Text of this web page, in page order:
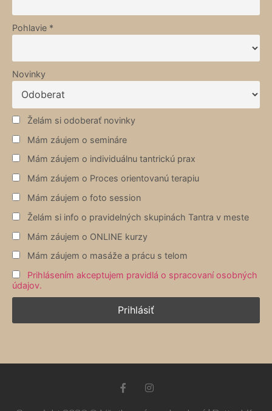
Pohlavie *
Novinky
Želám si odoberať novinky
Mám záujem o semináre
Mám záujem o individuálnu tantrickú prax
Mám záujem o Proces orientovanú terapiu
Mám záujem o foto session
Želám si info o pravidelných skupinách Tantra v meste
Mám záujem o ONLINE kurzy
Mám záujem o masáže a prácu s telom
Prihlásením akceptujem pravidlá o spracovaní osobných
údajov.